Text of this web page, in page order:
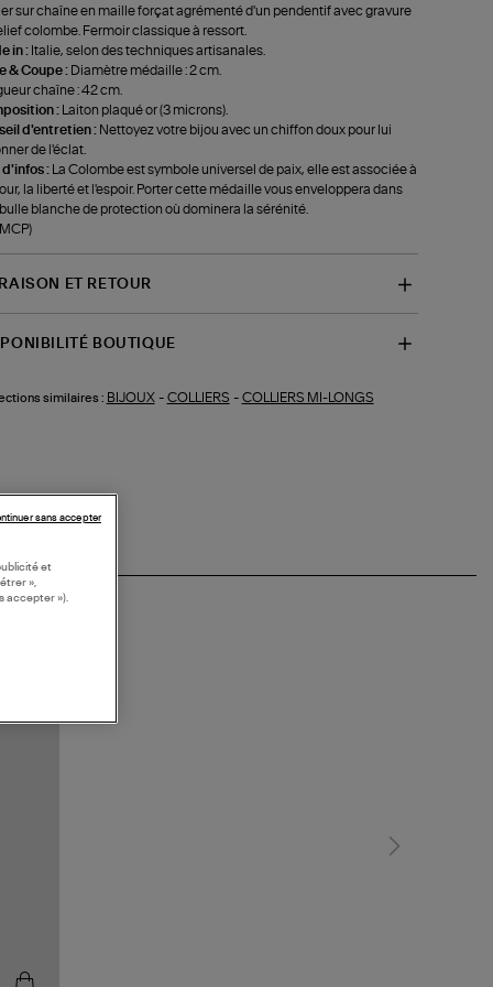
sur chaîne en maille forçat agrémenté d'un pendentif avec gravure
colombe. Fermoir classique à ressort.
in : Italie, selon des techniques artisanales.
& Coupe : Diamètre médaille : 2 cm.
chaîne : 42 cm.
:
Laiton plaqué or (3 microns).
d'entretien : Nettoyez votre bijou avec un chiffon doux pour lui
de l'éclat.
d'infos :
La Colombe est symbole universel de paix, elle est associée à
la liberté et l'espoir. Porter cette médaille vous enveloppera dans
blanche de protection où dominera la sérénité.
ET RETOUR
BOUTIQUE
similaires : BIJOUX- COLLIERS - COLLIERS MI-LONGS
et
»,
accepter »).
sans accepter